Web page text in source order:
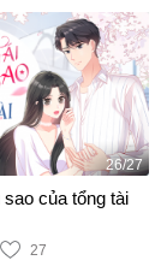
26/27
sao của tổng tài
27